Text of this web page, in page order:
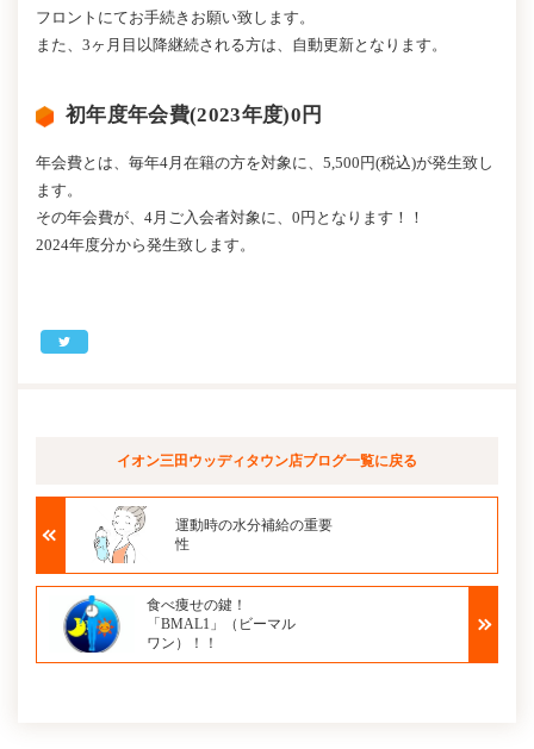
フロントにてお手続きお願い致します。
また、3ヶ月目以降継続される方は、自動更新となります。
初年度年会費(2023年度)0円
年会費とは、毎年4月在籍の方を対象に、5,500円(税込)が発生致し
ます。
その年会費が、4月ご入会者対象に、0円となります！！
2024年度分から発生致します。
イオン三田ウッディタウン店ブログ一覧に戻る
運動時の水分補給の重要
性
食べ痩せの鍵！
「BMAL1」（ビーマル
ワン）！！